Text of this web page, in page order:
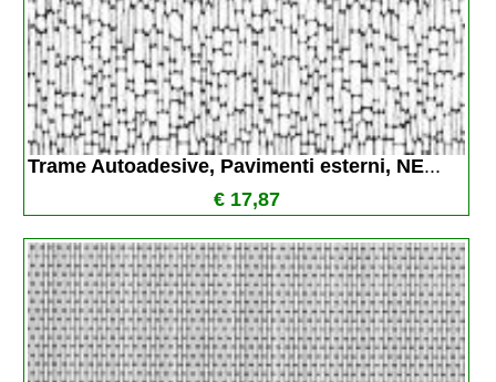
Trame Autoadesive, Pavimenti esterni, NE...
€ 17,87